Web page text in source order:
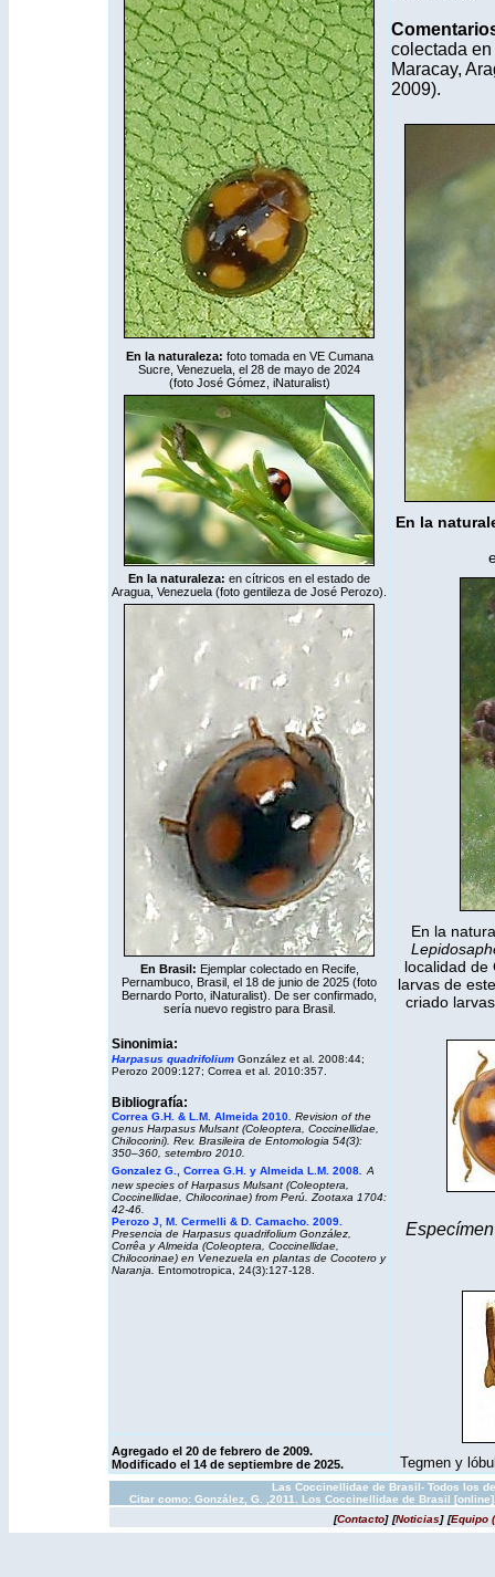
En la naturaleza: foto tomada en VE Cumana
Sucre, Venezuela, el 28 de mayo de 2024
(foto José Gómez, iNaturalist)
En la naturaleza: en cítricos en el estado de
Aragua, Venezuela (foto gentileza de José Perozo).
En Brasil: Ejemplar colectado en Recife,
Pernambuco, Brasil, el 18 de junio de 2025 (foto
Bernardo Porto, iNaturalist). De ser confirmado,
sería nuevo registro para Brasil.
Sinonimia:
Harpasus quadrifolium González et al. 2008:44;
Perozo 2009:127; Correa et al. 2010:357.
Bibliografía:
Correa G.H. & L.M. Almeida 2010 Revision of the
genus Harpasus Mulsant (Coleoptera, Coccinellidae,
Chilocorini). Rev. Brasileira de Entomologia 54(3):
350–360, setembro 2010.
Gonzalez G., Correa G.H. y Almeida L.M. 2008
A
new species ofHarpasus Mulsant (Coleoptera,
Coccinellidae, Chilocorinae) from Perú. Zootaxa 1704:
42-46.
Perozo J, M. Cermelli & D. Camacho. 2009.
Presencia de Harpasus quadrifolium González,
Corrêa y Almeida (Coleoptera, Coccinellidae,
Chilocorinae) en Venezuela en plantas de Cocotero y
Naranja.
Entomotropica, 24(3):127-128.
colectada
Maracay,
2009).
En la
En la
localidad de
larvas de
criado
Tegmen y
Agregado el 20 de febrero de 2009.
Modificado el 14 de septiembre de 2025.
Las Coccinellidae de Brasil- Todos los
Citar como: González, G. ,2011. Los Coccinellidae de Brasil
[Contacto] [Noticias] [Equipo